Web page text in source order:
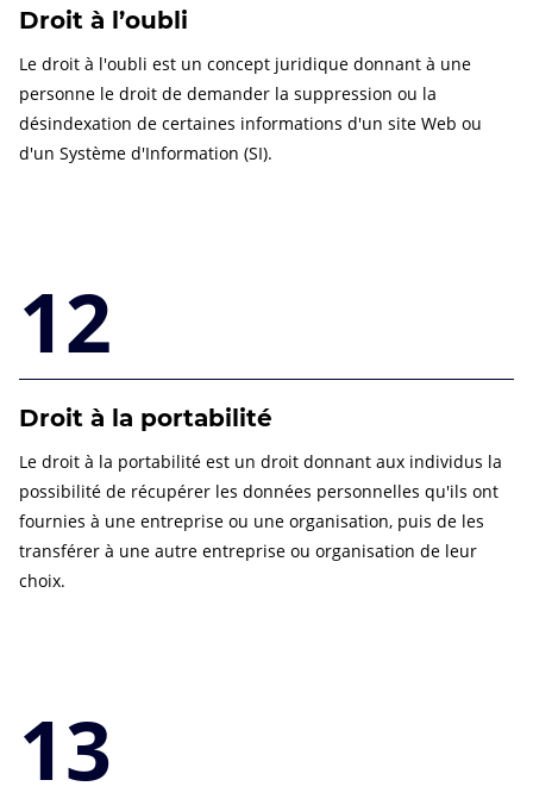
Droit à l’oubli
Le droit à l'oubli est un concept juridique donnant à une
personne le droit de demander la suppression ou la
désindexation de certaines informations d'un site Web ou
d'un Système d'Information (SI).
12
Droit à la portabilité
Le droit à la portabilité est un droit donnant aux individus la
possibilité de récupérer les données personnelles qu'ils ont
fournies à une entreprise ou une organisation, puis de les
transférer à une autre entreprise ou organisation de leur
choix.
13